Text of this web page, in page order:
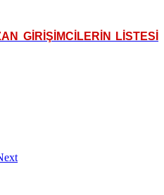
GİRİŞİMCİLERİN LİSTESİ